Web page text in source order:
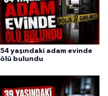
54 yaşındaki adam evinde
ölü bulundu